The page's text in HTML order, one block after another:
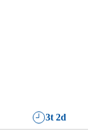
3t 2d